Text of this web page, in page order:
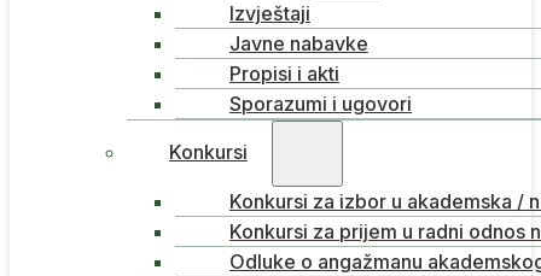
Izvještaji
Javne nabavke
Propisi i akti
Sporazumi i ugovori
Konkursi
Konkursi za izbor u akademska /
Konkursi za prijem u radni odnos
Odluke o angažmanu